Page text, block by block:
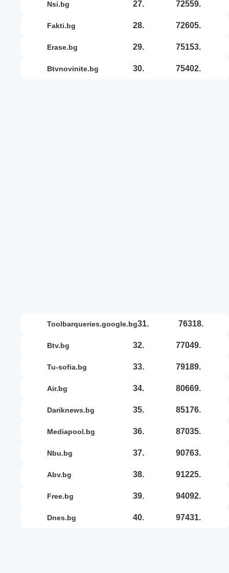
nsi.bg 27. 72559.
fakti.bg 28. 72605.
erase.bg 29. 75153.
btvnovinite.bg 30. 75402.
toolbarqueries.google.bg31. 76318.
btv.bg 32. 77049.
tu-sofia.bg 33. 79189.
air.bg 34. 80669.
dariknews.bg 35. 85176.
mediapool.bg 36. 87035.
nbu.bg 37. 90763.
abv.bg 38. 91225.
free.bg 39. 94092.
dnes.bg 40. 97431.